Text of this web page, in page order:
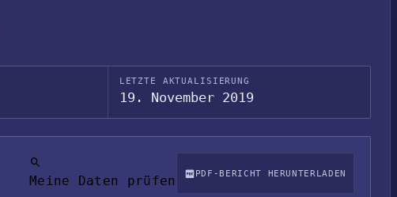
LETZTE AKTUALISIERUNG
19. November 2019
Meine Daten prüfen PDF-BERICHT HERUNTERLADEN